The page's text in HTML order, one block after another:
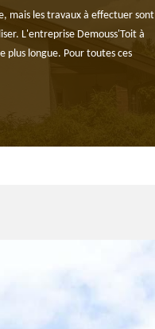
mais les travaux à effectuer sont
L'entreprise Demouss'Toit à
longue. Pour toutes ces